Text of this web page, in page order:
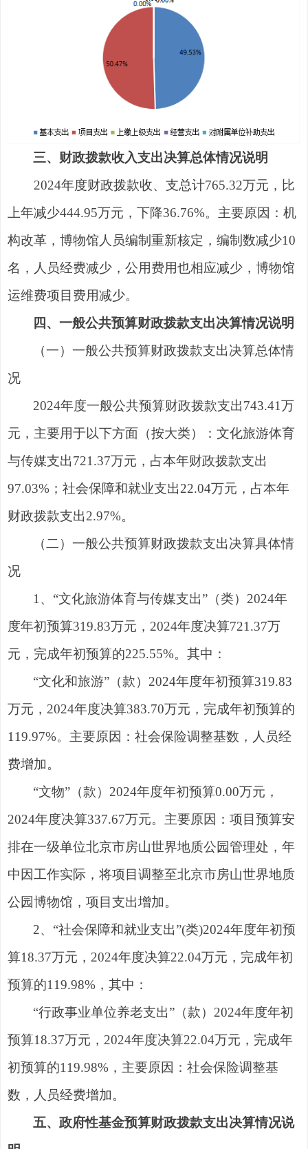
三、财政拨款收入支出决算总体情况说明
2024年度财政拨款收、 支总计765.32万元，比
上年减少444.95万元，下降36.76%。主要原因： 机
构改革，博物馆人员编制重新核定，编制数减少10
名，人员经费减少，公用费用也相应减少，博物馆
运维费项目费用减少。
四、一般公共预算财政拨款支出决算情况说明
（一）一般公共预算财政拨款支出决算总体情
况
2024年度一般公共预算财政拨款支出743.41万
元，主要用于以下方面（按大类）：文化旅游体育
与传媒支出721.37万元，占本年财政拨款支出
97.03%；社会保障和就业支出22.04万元，占本年
财政拨款支出2.97%。
（二）一般公共预算财政拨款支出决算具体情
况
1、 “文化旅游体育与传媒支出” （类）2024年
度年初预算319.83万元 ， 2024年度决算721.37万
元， 完成年初预算的225.55%。 其中：
“文化和旅游” （款）2024年度年初预算319.83
万元 ， 2024年度决算383.70万元 ， 完成年初预算的
119.97%。 主要原因： 社会保险调整基数，人员经
费增加。
“文物” （款）2024年度年初预算0.00万元 ，
2024年度决算337.67万元。 主要原因： 项目预算安
排在一级单位北京市房山世界地质公园管理处，年
中因工作实际，将项目调整至北京市房山世界地质
公园博物馆，项目支出增加。
2、 “社会保障和就业支出”(类)2024年度年初预
算18.37万元 ， 2024年度决算22.04万元， 完成年初
预算的119.98% ， 其中：
“行政事业单位养老支出” （款）2024年度年初
预算18.37万元 ， 2024年度决算22.04万元， 完成年
初预算的119.98% ， 主要原因： 社会保险调整基
数，人员经费增加。
五、政府性基金预算财政拨款支出决算情况说